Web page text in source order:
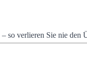
so verlieren Sie nie den